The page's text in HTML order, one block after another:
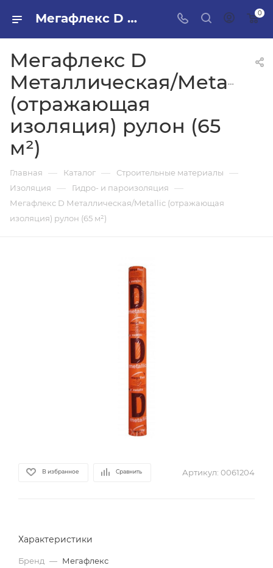
Мегафлекс D Металлическая/Metallic (отражающая изоляция) рулон (65 м²) в ПИЛОН — купить стройматериалы в интернет-магазине ПИЛОН с доставкой оптом и в розницу 0
Мегафлекс D
Металлическая/Metallic
(отражающая
изоляция) рулон (65
м²)
Главная — Каталог — Строительные материалы —
Изоляция — Гидро- и пароизоляция —
Мегафлекс D Металлическая/Metallic (отражающая
изоляция) рулон (65 м²)
В избранное Сравнить Артикул: 0061204
Характеристики
Бренд — Мегафлекс